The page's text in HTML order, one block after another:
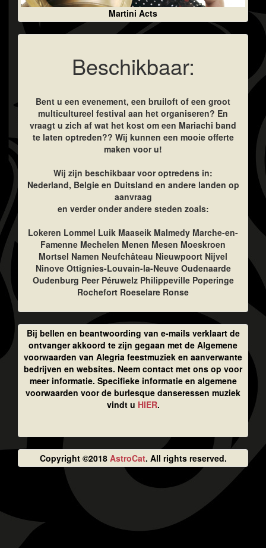
Martini Acts
Beschikbaar:
Bent u een evenement, een bruiloft of een groot
multicultureel festival aan het organiseren? En
vraagt u zich af wat het kost om een Mariachi band
te laten optreden?? Wij kunnen een mooie offerte
maken voor u!
Wij zijn beschikbaar voor optredens in:
Nederland, Belgie en Duitsland en andere landen op
aanvraag
en verder onder andere steden zoals:
Lokeren Lommel Luik Maaseik Malmedy Marche-en-
Famenne Mechelen Menen Mesen Moeskroen
Mortsel Namen Neufchâteau Nieuwpoort Nijvel
Ninove Ottignies-Louvain-la-Neuve Oudenaarde
Oudenburg Peer Péruwelz Philippeville Poperinge
Rochefort Roeselare Ronse
Bij bellen en beantwoording van e-mails verklaart de
ontvanger akkoord te zijn gegaan met de Algemene
voorwaarden van Alegria feestmuziek en aanverwante
bedrijven en websites. Neem contact met ons op voor
meer informatie. Specifieke informatie en algemene
voorwaarden voor de burlesque danseressen muziek
vindt u HIER.
Copyright ©2018 AstroCat. All rights reserved.